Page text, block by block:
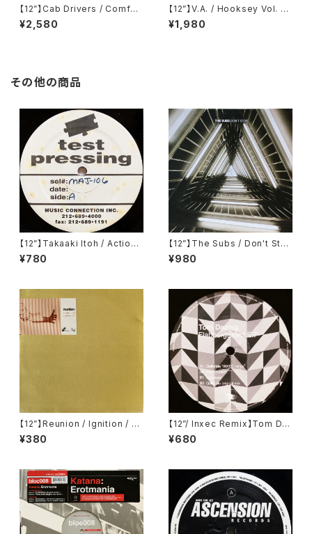
【12”】Cab Drivers / Comfort
Inn EP (Cabinet Records)
(cab 8)
¥2,580
【12”】V.A. / Hooksey Vol. 3
(Eklo) (EKLO007.3)
¥1,980
その他の商品
【12”】Takaaki Itoh / Action
(Majesty Recordings) (MA
J-106)
¥780
【12”】The Subs / Don't Sto
p (Lektroluv) (LL50)
¥980
【12”】Reunion / Ignition / C
argo (Dialog Recordings)
(SD1002)
¥380
【12”/ Inxec Remix】Tom Da
zing / Flabbergasted EP (T
oys For Boys Records) (TF
¥680